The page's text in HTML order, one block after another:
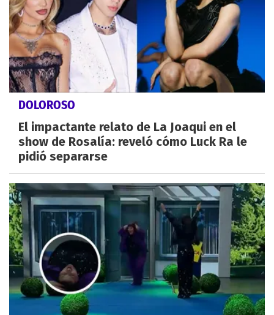
DOLOROSO
El impactante relato de La Joaqui en el
show de Rosalía: reveló cómo Luck Ra le
pidió separarse